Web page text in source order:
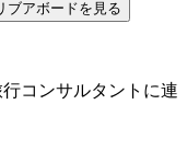
ブアボードを見る
コンサルタントに連